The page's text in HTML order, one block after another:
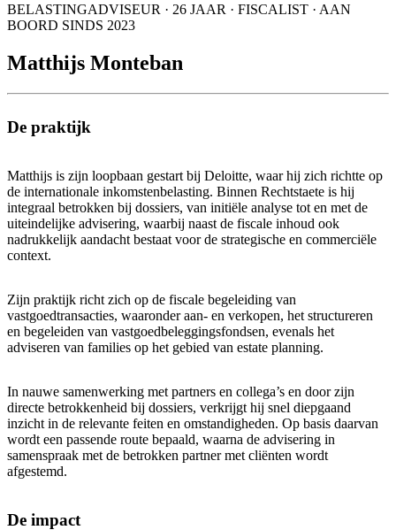
BELASTINGADVISEUR · 26 JAAR · FISCALIST · AAN
BOORD SINDS 2023
Matthijs Monteban
De praktijk
Matthijs is zijn loopbaan gestart bij Deloitte, waar hij zich richtte op
de internationale inkomstenbelasting. Binnen Rechtstaete is hij
integraal betrokken bij dossiers, van initiële analyse tot en met de
uiteindelijke advisering, waarbij naast de fiscale inhoud ook
nadrukkelijk aandacht bestaat voor de strategische en commerciële
context.
Zijn praktijk richt zich op de fiscale begeleiding van
vastgoedtransacties, waaronder aan- en verkopen, het structureren
en begeleiden van vastgoedbeleggingsfondsen, evenals het
adviseren van families op het gebied van estate planning.
In nauwe samenwerking met partners en collega’s en door zijn
directe betrokkenheid bij dossiers, verkrijgt hij snel diepgaand
inzicht in de relevante feiten en omstandigheden. Op basis daarvan
wordt een passende route bepaald, waarna de advisering in
samenspraak met de betrokken partner met cliënten wordt
afgestemd.
De impact